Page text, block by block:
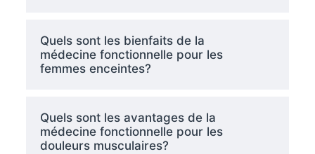
Quels sont les bienfaits de la
médecine fonctionnelle pour les
femmes enceintes?
Quels sont les avantages de la
médecine fonctionnelle pour les
douleurs musculaires?